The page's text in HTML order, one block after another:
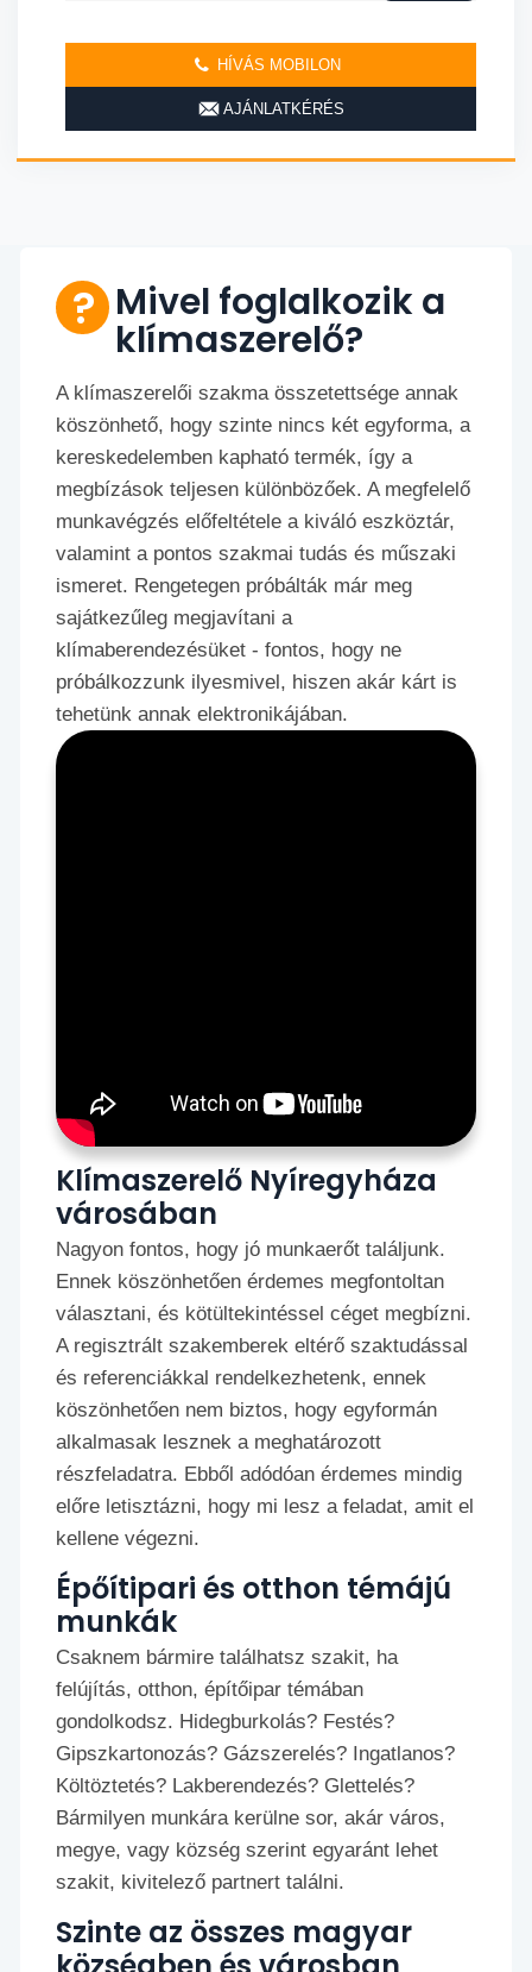
HÍVÁS MOBILON
AJÁNLATKÉRÉS
Mivel foglalkozik a
klímaszerelő?
A klímaszerelői szakma összetettsége annak
köszönhető, hogy szinte nincs két egyforma, a
kereskedelemben kapható termék, így a
megbízások teljesen különbözőek. A megfelelő
munkavégzés előfeltétele a kiváló eszköztár,
valamint a pontos szakmai tudás és műszaki
ismeret. Rengetegen próbálták már meg
sajátkezűleg megjavítani a
klímaberendezésüket - fontos, hogy ne
próbálkozzunk ilyesmivel, hiszen akár kárt is
tehetünk annak elektronikájában.
Klímaszerelő Nyíregyháza
városában
Nagyon fontos, hogy jó munkaerőt találjunk.
Ennek köszönhetően érdemes megfontoltan
választani, és kötültekintéssel céget megbízni.
A regisztrált szakemberek eltérő szaktudással
és referenciákkal rendelkezhetenk, ennek
köszönhetően nem biztos, hogy egyformán
alkalmasak lesznek a meghatározott
részfeladatra. Ebből adódóan érdemes mindig
előre letisztázni, hogy mi lesz a feladat, amit el
kellene végezni.
Épőítipari és otthon témájú
munkák
Csaknem bármire találhatsz szakit, ha
felújítás, otthon, építőipar témában
gondolkodsz. Hidegburkolás? Festés?
Gipszkartonozás? Gázszerelés? Ingatlanos?
Költöztetés? Lakberendezés? Glettelés?
Bármilyen munkára kerülne sor, akár város,
megye, vagy község szerint egyaránt lehet
szakit, kivitelező partnert találni.
Szinte az összes magyar